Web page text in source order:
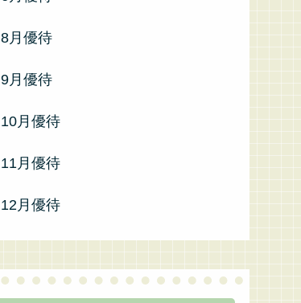
8月優待
9月優待
10月優待
11月優待
12月優待